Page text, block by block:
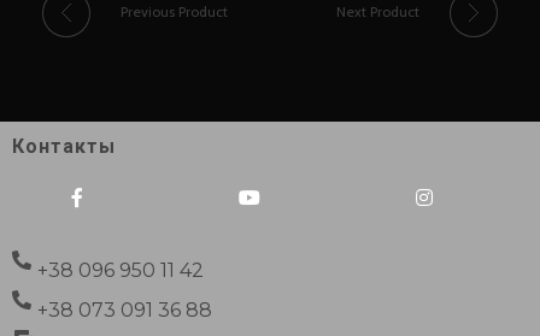
Previous Product Next Product
Контакты
+38 096 950 11 42
+38 073 091 36 88